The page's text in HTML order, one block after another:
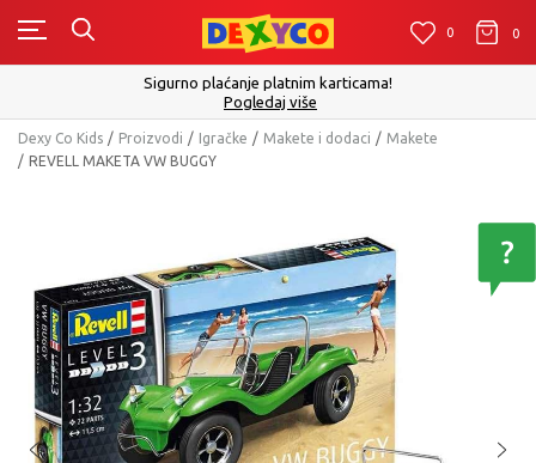
0 0
Sigurno plaćanje platnim karticama!
Pogledaj više
Dexy Co Kids Proizvodi Igračke Makete i dodaci
Makete
REVELL MAKETA VW BUGGY